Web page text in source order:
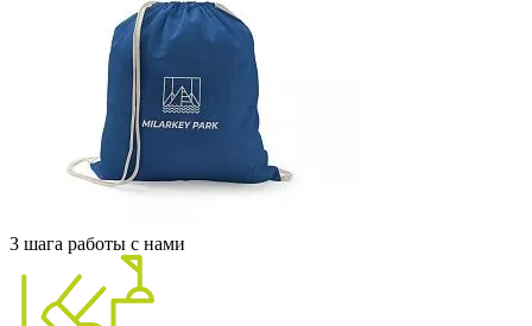
3 шага работы с нами